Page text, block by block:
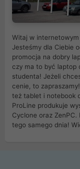
Witaj w
Jesteśmy dla Ciebie
promocja na dobry
czy ma to być laptop
studenta! Jeżeli
cenie, to
też tablet i notebook
ProLine produkuje
Cyclone oraz
tego samego dnia!